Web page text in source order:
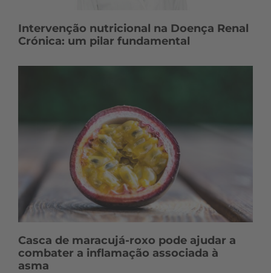
Intervenção nutricional na Doença Renal
Crónica: um pilar fundamental
Casca de maracujá-roxo pode ajudar a
combater a inflamação associada à
asma